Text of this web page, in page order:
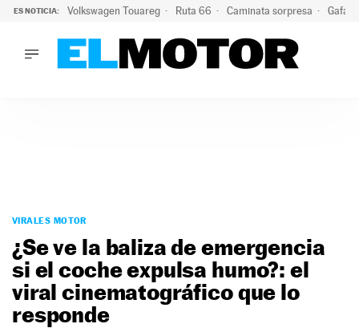
ES NOTICIA: Volkswagen Touareg Ruta 66 Caminata sorpresa Gafas
PODCAST
MOTOS
TECNOLOGÍA
SUPERCOCHES
VIRALES MOTOR
¿Se ve la baliza de emergencia
si el coche expulsa humo?: el
viral cinematográfico que lo
responde